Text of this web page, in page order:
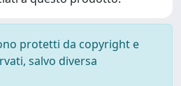
protetti da copyright e
salvo diversa